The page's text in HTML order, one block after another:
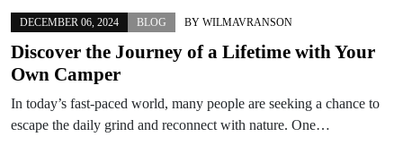
DECEMBER 06, 2024 BLOG BY WILMAVRANSON
Discover the Journey of a Lifetime with Your
Own Camper
In today’s fast-paced world, many people are seeking a chance to
escape the daily grind and reconnect with nature. One…